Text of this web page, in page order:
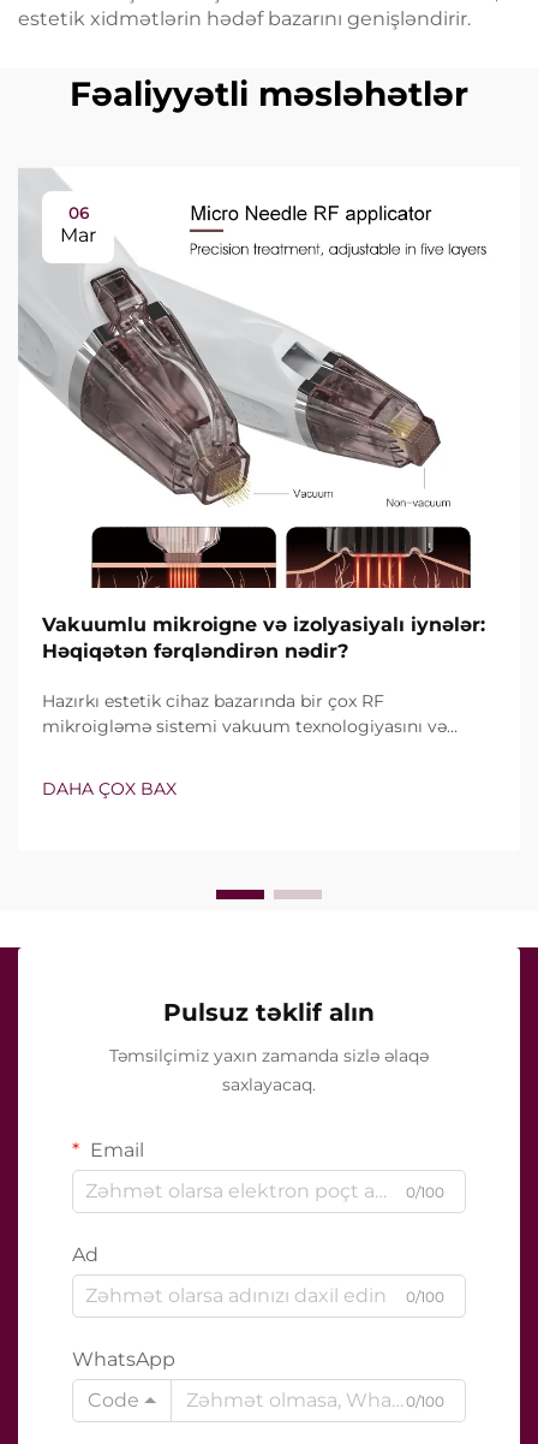
estetik xidmətlərin hədəf bazarını genişləndirir.
Fəaliyyətli məsləhətlər
06
Mar
Vakuumlu mikroigne və izolyasiyalı iynələr:
Həqiqətən fərqləndirən nədir?
Hazırkı estetik cihaz bazarında bir çox RF
mikroigləmə sistemi vakuum texnologiyasını və
deyil, onların klinik müalicə zamanı necə dəqiq işlədiyi
DAHA ÇOX BAX
Pulsuz təklif alın
Təmsilçimiz yaxın zamanda sizlə əlaqə
saxlayacaq.
Email
0/100
Ad
0/100
WhatsApp
Code
0/100